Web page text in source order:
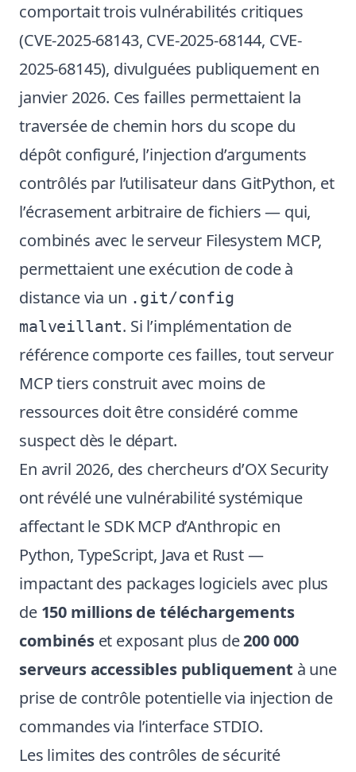
comportait trois vulnérabilités critiques
(CVE-2025-68143, CVE-2025-68144, CVE-
2025-68145), divulguées publiquement en
janvier 2026. Ces failles permettaient la
traversée de chemin hors du scope du
dépôt configuré, l’injection d’arguments
contrôlés par l’utilisateur dans GitPython, et
l’écrasement arbitraire de fichiers — qui,
combinés avec le serveur Filesystem MCP,
permettaient une exécution de code à
distance via un .git/config
malveillant. Si l’implémentation de
référence comporte ces failles, tout serveur
MCP tiers construit avec moins de
ressources doit être considéré comme
suspect dès le départ.
En avril 2026, des chercheurs d’OX Security
ont révélé une vulnérabilité systémique
affectant le SDK MCP d’Anthropic en
Python, TypeScript, Java et Rust —
impactant des packages logiciels avec plus
de 150 millions de téléchargements
combinéset exposant plus de200 000
serveurs accessibles publiquement à une
prise de contrôle potentielle via injection de
commandes via l’interface STDIO.
Les limites des contrôles de sécurité